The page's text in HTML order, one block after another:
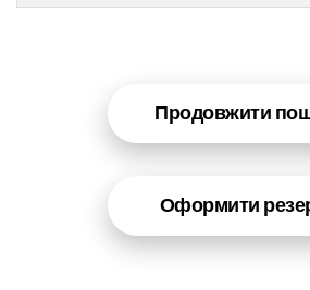
Продовжити
Оформити